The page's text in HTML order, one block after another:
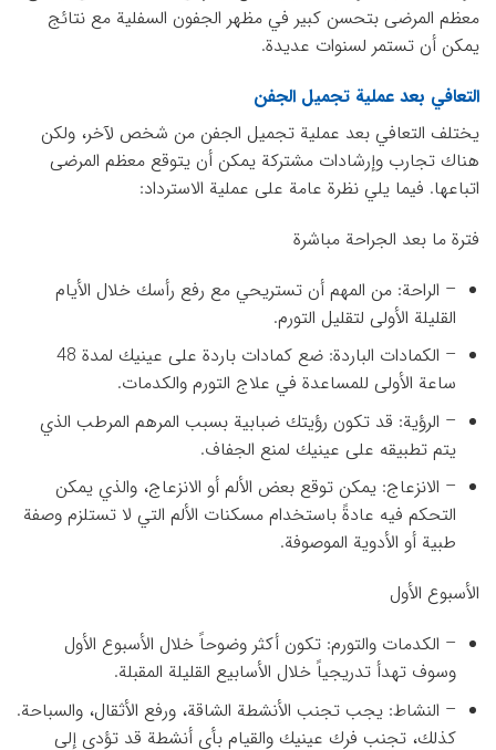
معظم المرضى بتحسن كبير في مظهر الجفون السفلية مع نتائج
يمكن أن تستمر لسنوات عديدة.
التعافي بعد عملية تجميل الجفن
يختلف التعافي بعد عملية تجميل الجفن من شخص لآخر، ولكن
هناك تجارب وإرشادات مشتركة يمكن أن يتوقع معظم المرضى
اتباعها. فيما يلي نظرة عامة على عملية الاسترداد:
فترة ما بعد الجراحة مباشرة
– الراحة: من المهم أن تستريحي مع رفع رأسك خلال الأيام
القليلة الأولى لتقليل التورم.
– الكمادات الباردة: ضع كمادات باردة على عينيك لمدة 48
ساعة الأولى للمساعدة في علاج التورم والكدمات.
– الرؤية: قد تكون رؤيتك ضبابية بسبب المرهم المرطب الذي
يتم تطبيقه على عينيك لمنع الجفاف.
– الانزعاج: يمكن توقع بعض الألم أو الانزعاج، والذي يمكن
التحكم فيه عادةً باستخدام مسكنات الألم التي لا تستلزم وصفة
طبية أو الأدوية الموصوفة.
الأسبوع الأول
– الكدمات والتورم: تكون أكثر وضوحاً خلال الأسبوع الأول
وسوف تهدأ تدريجياً خلال الأسابيع القليلة المقبلة.
– النشاط: يجب تجنب الأنشطة الشاقة، ورفع الأثقال، والسباحة.
كذلك، تجنب فرك عينيك والقيام بأي أنشطة قد تؤدي إلى